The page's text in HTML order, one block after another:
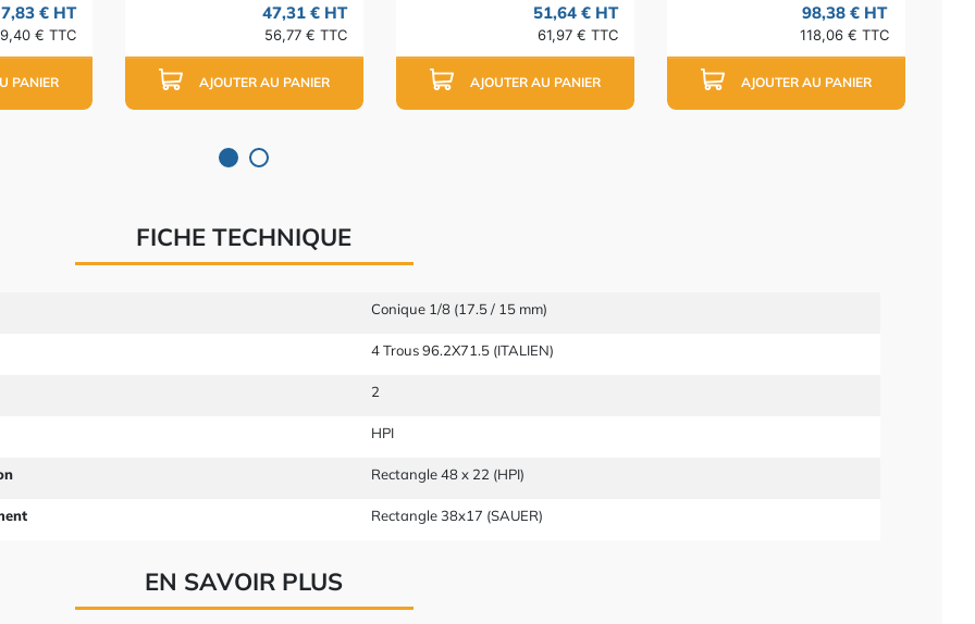
7,83 € HT
9,40 € TTC
PANIER
47,31 € HT
56,77 € TTC
AJOUTER AU PANIER
51,64 € HT
61,97 € TTC
AJOUTER AU PANIER
98,38 € HT
118,06 € TTC
AJOUTER AU PANIER
FICHE TECHNIQUE
Conique 1/8 (17.5 / 15 mm)
4 Trous 96.2X71.5 (ITALIEN)
2
HPI
Rectangle 48 x 22 (HPI)
Rectangle 38x17 (SAUER)
EN SAVOIR PLUS